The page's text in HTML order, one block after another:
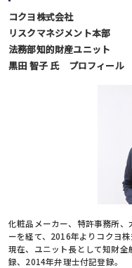
コクヨ株式会社
リスクマネジメント本部
法務部知的財産ユニット
黒田 智子 氏 プロフィール
化粧品メーカー、特許事務所、
ーを経て、2016年よりコクヨ
現在、ユニット長として知財
録、2014年弁理士付記登録。